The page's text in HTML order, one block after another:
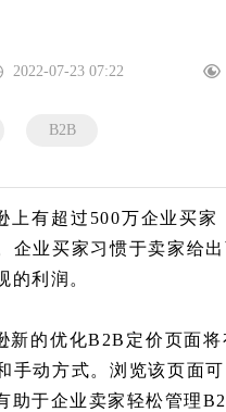
2022-07-23 07:22
B2B
上有超过500万企业买
企业买家习惯于卖家给
的利润。
新的优化B2B定价页面
手动方式。浏览该页面
助于企业卖家轻松管理